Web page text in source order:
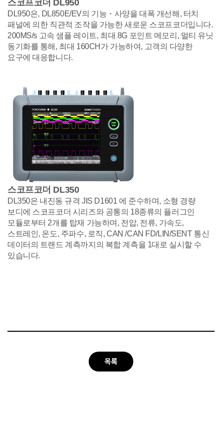
스코프코더 DL950
DL950은, DL850E/EV의 기능・사양을 대폭 개선해, 터치
패널에 의한 직관적 조작을 가능한 새로운 스코프코더입니다.
200MS/s 고속 샘플 레이트, 최대 8G 포인트 메모리, 멀티 유닛
동기화를 통해, 최대 160CH가 가능하여, 고객의 다양한
요구에 대응합니다.
스코프코더 DL350
DL350은 내진동 규격 JIS D1601 에 준수하며, 소형 경량
보디에 스코프코더 시리즈와 공통의 18종류의 플러그인
모듈로부터 2개를 탑재 가능하며, 전압, 전류, 가속도,
스트레인, 온도, 주파수, 로직, CAN /CAN FD/LIN/SENT 통신
데이터의 트랜드 계측까지의 복합 계측을 1대로 실시할 수
있습니다.
목록